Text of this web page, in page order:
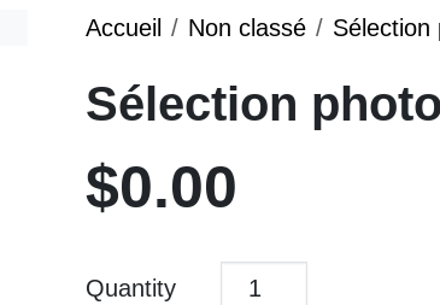
Accueil Non classé Sélection
Sélection
$0.00
Quantity